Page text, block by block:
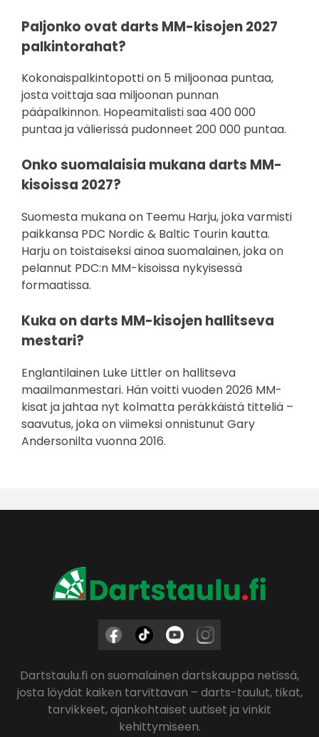
Paljonko ovat darts MM-kisojen 2027
palkintorahat?
Kokonaispalkintopotti on 5 miljoonaa puntaa,
josta voittaja saa miljoonan punnan
pääpalkinnon. Hopeamitalisti saa 400 000
puntaa ja välierissä pudonneet 200 000 puntaa.
Onko suomalaisia mukana darts MM-
kisoissa 2027?
Suomesta mukana on Teemu Harju, joka varmisti
paikkansa PDC Nordic & Baltic Tourin kautta.
Harju on toistaiseksi ainoa suomalainen, joka on
pelannut PDC:n MM-kisoissa nykyisessä
formaatissa.
Kuka on darts MM-kisojen hallitseva
mestari?
Englantilainen Luke Littler on hallitseva
maailmanmestari. Hän voitti vuoden 2026 MM-
kisat ja jahtaa nyt kolmatta peräkkäistä titteliä –
saavutus, joka on viimeksi onnistunut Gary
Andersonilta vuonna 2016.
Dartstaulu.fi on suomalainen dartskauppa netissä,
josta löydät kaiken tarvittavan – darts-taulut, tikat,
tarvikkeet, ajankohtaiset uutiset ja vinkit
kehittymiseen.